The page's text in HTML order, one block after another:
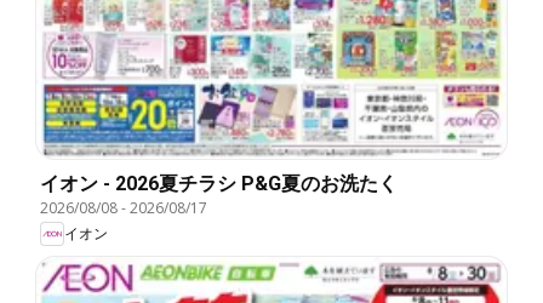
イオン - 2026夏チラシ P&G夏のお洗たく
2026/08/08-2026/08/17
イオン